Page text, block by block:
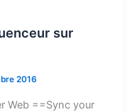
sur
2016
Web ==Sync your